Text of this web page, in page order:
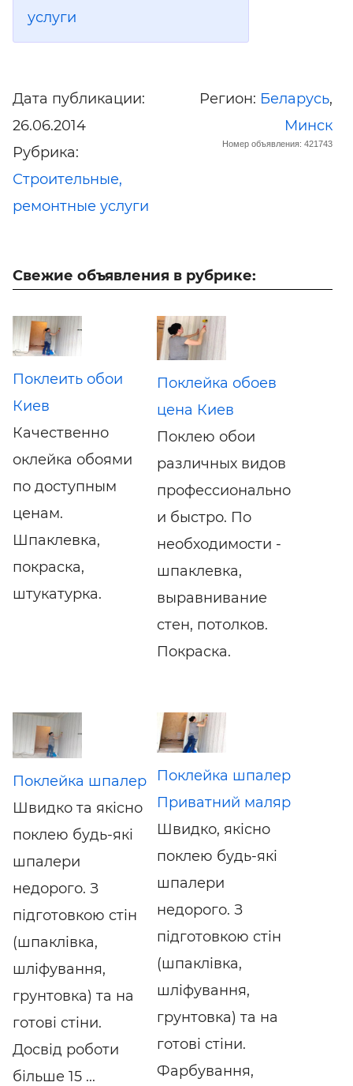
услуги
Дата публикации:
26.06.2014
Рубрика:
Строительные,
ремонтные услуги
Регион: Беларусь,
Минск
Номер объявления: 421743
Свежие объявления в рубрике:
Поклеить обои
Киев
Качественно
оклейка обоями
по доступным
ценам.
Шпаклевка,
покраска,
штукатурка.
Поклейка обоев
цена Киев
Поклею обои
различных видов
профессионально
и быстро. По
необходимости -
шпаклевка,
выравнивание
стен, потолков.
Покраска.
Поклейка шпалер
Швидко та якісно
поклею будь-які
шпалери
недорого. З
підготовкою стін
(шпаклівка,
шліфування,
грунтовка) та на
готові стіни.
Досвід роботи
більше 15 ...
Поклейка шпалер
Приватний маляр
Швидко, якісно
поклею будь-які
шпалери
недорого. З
підготовкою стін
(шпаклівка,
шліфування,
грунтовка) та на
готові стіни.
Фарбування,